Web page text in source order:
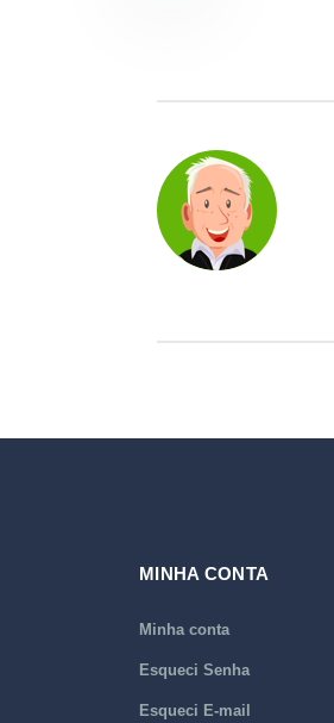
MINHA CONTA
Minha conta
Esqueci Senha
Esqueci E-mail